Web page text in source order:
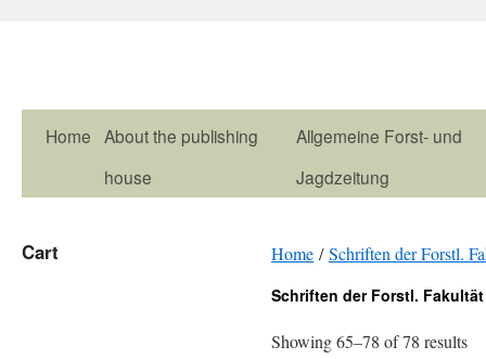
Home About the publishing
house
Allgemeine Forst- und
Jagdzeitung
Home /Schriften der Forstl.
Schriften der Forstl.
Showing 65–78 of 78 results
Cart